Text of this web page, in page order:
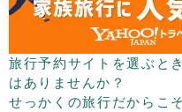
旅行予約サイトを選ぶと
はありませんか？
せっかくの旅行だからこ